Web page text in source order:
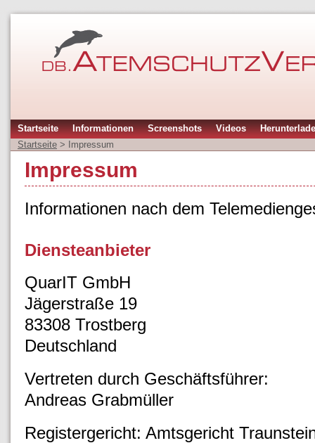
Startseite Informationen Screenshots Videos
Startseite > Impressum
Impressum
Informationen nach dem
Diensteanbieter
QuarIT GmbH
Jägerstraße 19
83308 Trostberg
Deutschland
Vertreten durch Geschäftsführer:
Andreas Grabmüller
Registergericht: Amtsgericht